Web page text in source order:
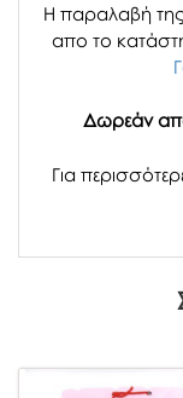
H παραλαβή
απο το
Δωρεάν
Για